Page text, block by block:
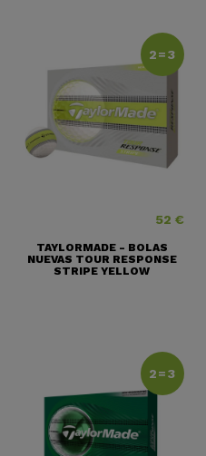
2=3
Precio
52 €
TAYLORMADE - BOLAS
NUEVAS TOUR RESPONSE
STRIPE YELLOW
2=3